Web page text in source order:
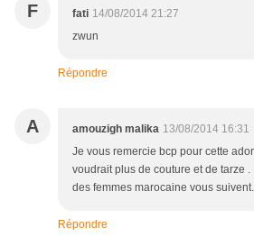
F fati 14/08/2014 21:27
zwun
Répondre
A amouzigh malika 13/08/2014 16:31
Je vous remercie bcp pour cette
voudrait plus de couture et de tarze
des femmes marocaine vous
Répondre